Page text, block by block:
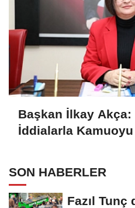
Başkan İlkay Akça:
İddialarla Kamuoyu
SON HABERLER
Fazıl Tunç